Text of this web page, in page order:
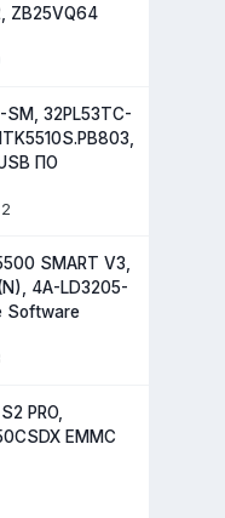
ZB25VQ64
SM, 32PL53TC-
ПО
2
SMART V3,
4A-LD3205-
Software
PRO,
EMMC